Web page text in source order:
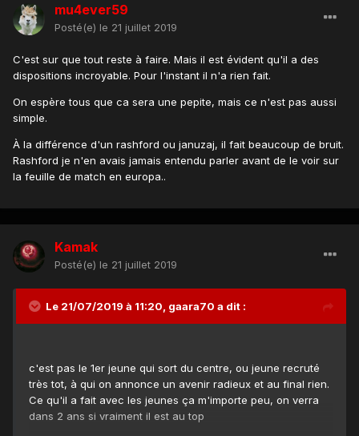
mu4ever59
Posté(e) le 21 juillet 2019
C'est sur que tout reste à faire. Mais il est évident qu'il a des
dispositions incroyable. Pour l'instant il n'a rien fait.
On espère tous que ca sera une pepite, mais ce n'est pas aussi
simple.
À la différence d'un rashford ou januzaj, il fait beaucoup de bruit.
Rashford je n'en avais jamais entendu parler avant de le voir sur
la feuille de match en europa..
Kamak
Posté(e) le 21 juillet 2019
Le 21/07/2019 à 11:20, gaara70 a dit :
c'est pas le 1er jeune qui sort du centre, ou jeune recruté
très tot, à qui on annonce un avenir radieux et au final rien.
Ce qu'il a fait avec les jeunes ça m'importe peu, on verra
dans 2 ans si vraiment il est au top